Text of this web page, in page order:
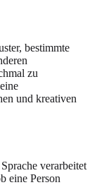
bestimmte
zu
und kreativen
verarbeitet
eine Person